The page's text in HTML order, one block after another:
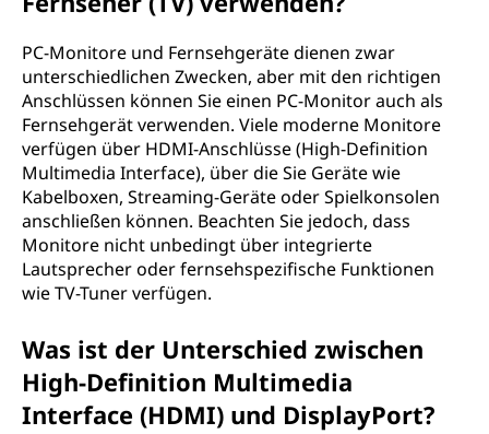
PC-Monitore und Fernsehgeräte dienen zwar
unterschiedlichen Zwecken, aber mit den richtigen
Anschlüssen können Sie einen PC-Monitor auch als
Fernsehgerät verwenden. Viele moderne Monitore
verfügen über HDMI-Anschlüsse (High-Definition
Multimedia Interface), über die Sie Geräte wie
Kabelboxen, Streaming-Geräte oder Spielkonsolen
anschließen können. Beachten Sie jedoch, dass
Monitore nicht unbedingt über integrierte
Lautsprecher oder fernsehspezifische Funktionen
wie TV-Tuner verfügen.
Was ist der Unterschied zwischen
High-Definition Multimedia
Interface (HDMI) und DisplayPort?